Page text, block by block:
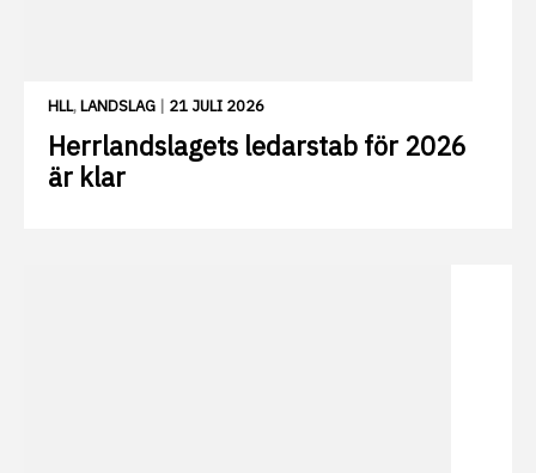
HLL,LANDSLAG | 21 JULI 2026
Herrlandslagets ledarstab för 2026
är klar